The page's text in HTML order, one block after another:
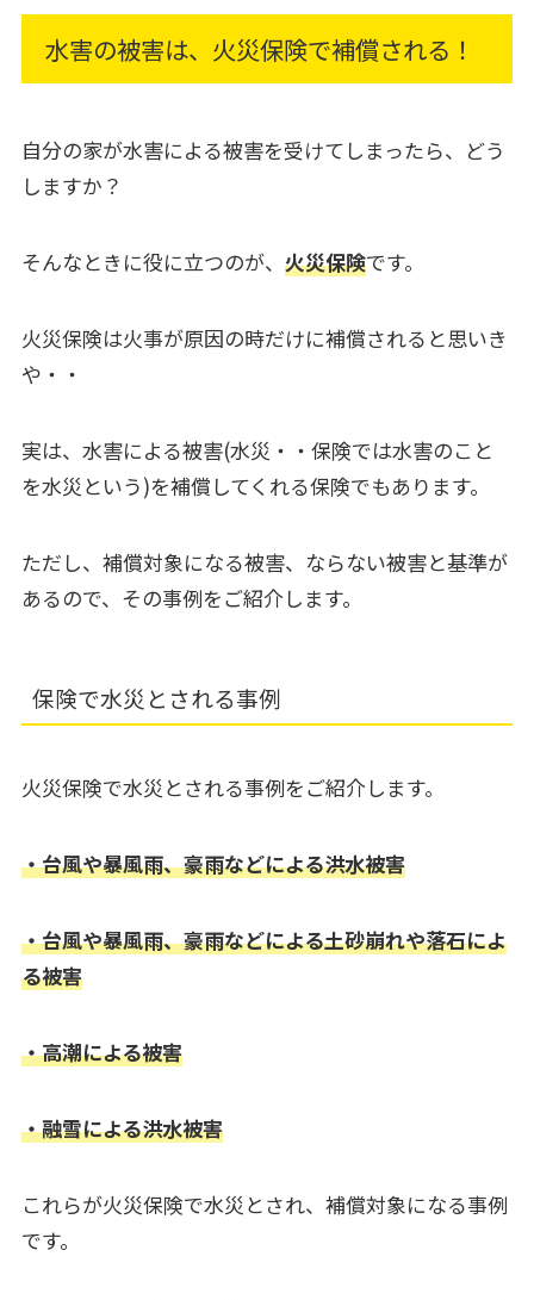
水害の被害は、火災保険で補償される！
自分の家が水害による被害を受けてしまったら、どう
しますか？
そんなときに役に立つのが、 火災保険です。
火災保険は火事が原因の時だけに補償されると思いき
や・・
実は、水害による被害(水災・・保険では水害のこと
を水災という)を補償してくれる保険でもあります。
ただし、補償対象になる被害、ならない被害と基準が
あるので、その事例をご紹介します。
保険で水災とされる事例
火災保険で水災とされる事例をご紹介します。
・台風や暴風雨、豪雨などによる洪水被害
・台風や暴風雨、豪雨などによる土砂崩れや落石によ
る被害
・高潮による被害
・融雪による洪水被害
これらが火災保険で水災とされ、補償対象になる事例
です。